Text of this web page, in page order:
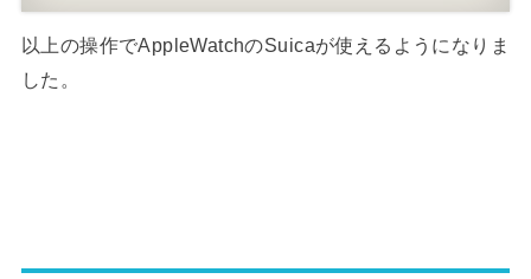
以上の操作でAppleWatchのSuicaが使えるようになりま
した。